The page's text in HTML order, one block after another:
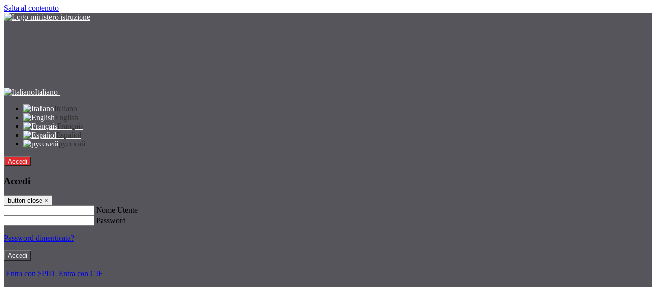
Salta al contenuto
Italiano
Italiano
English
Français
Español
русский
Accedi
Accedi
button close ×
Nome Utente
Password
Password dimenticata?
-
Entra con SPID Entra con CIE